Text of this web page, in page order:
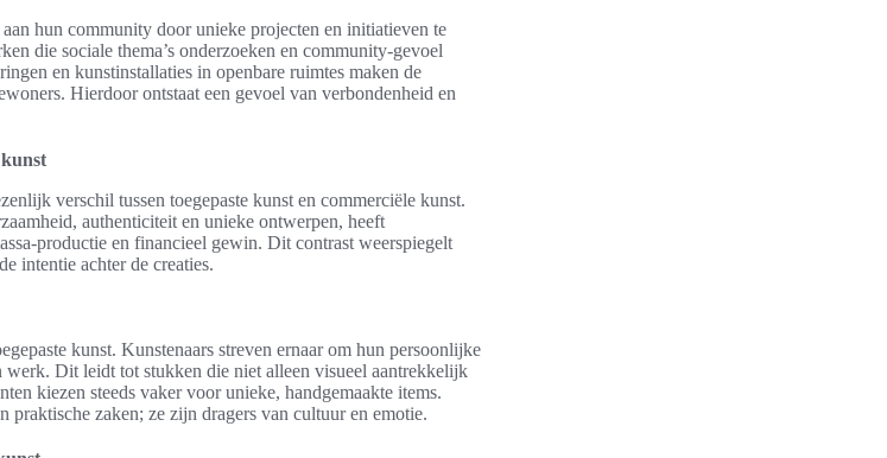
hun community door unieke projecten en initiatieven te
die sociale thema’s onderzoeken en community-gevoel
en kunstinstallaties in openbare ruimtes maken de
Hierdoor ontstaat een gevoel van verbondenheid en
kunst
verschil tussen toegepaste kunst en commerciële kunst.
authenticiteit en unieke ontwerpen, heeft
productie en financieel gewin. Dit contrast weerspiegelt
intentie achter de creaties.
kunst. Kunstenaars streven ernaar om hun persoonlijke
werk. Dit leidt tot stukken die niet alleen visueel aantrekkelijk
kiezen steeds vaker voor unieke, handgemaakte items.
praktische zaken; ze zijn dragers van cultuur en emotie.